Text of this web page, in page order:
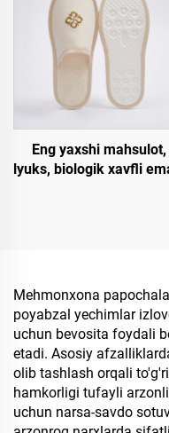
Uchun Yumshoq, Qulay
Tufliklar
Eng yaxshi mahsulot,
lyuks, biologik xavfli
Mehmonxona
poyabzal yechimlar
uchun bevosita foydali
etadi. Asosiy
olib tashlash orqali
hamkorligi tufayli
uchun narsa-savdo